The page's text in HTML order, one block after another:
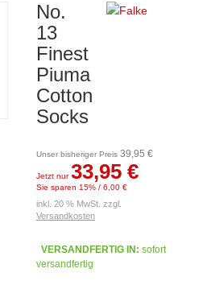
No.
13
Finest
Piuma
Cotton
Socks
Unser bisheriger Preis 39,95 €
Jetzt nur33,95 €
Sie sparen 15% / 6,00 €
inkl. 20 % MwSt. zzgl.
Versandkosten
VERSANDFERTIG IN: sofort
versandfertig